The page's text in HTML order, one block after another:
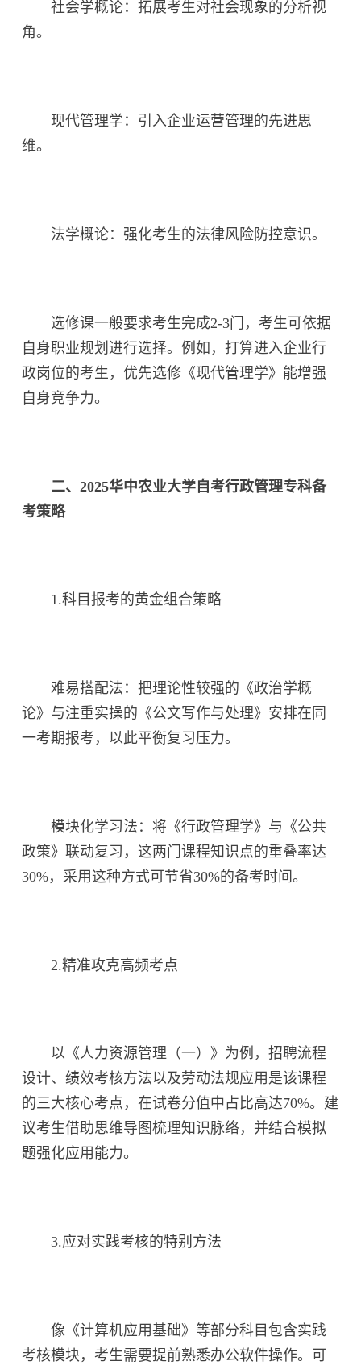
社会学概论：拓展考生对社会现象的分析视
角。
现代管理学：引入企业运营管理的先进思
维。
法学概论：强化考生的法律风险防控意识。
选修课一般要求考生完成2-3门，考生可依据
自身职业规划进行选择。例如，打算进入企业行
政岗位的考生，优先选修《现代管理学》能增强
自身竞争力。
二、2025华中农业大学自考行政管理专科备
考策略
1.科目报考的黄金组合策略
难易搭配法：把理论性较强的《政治学概
论》与注重实操的《公文写作与处理》安排在同
一考期报考，以此平衡复习压力。
模块化学习法：将《行政管理学》与《公共
政策》联动复习，这两门课程知识点的重叠率达
30%，采用这种方式可节省30%的备考时间。
2.精准攻克高频考点
以《人力资源管理（一）》为例，招聘流程
设计、绩效考核方法以及劳动法规应用是该课程
的三大核心考点，在试卷分值中占比高达70%。建
议考生借助思维导图梳理知识脉络，并结合模拟
题强化应用能力。
3.应对实践考核的特别方法
像《计算机应用基础》等部分科目包含实践
考核模块，考生需要提前熟悉办公软件操作。可